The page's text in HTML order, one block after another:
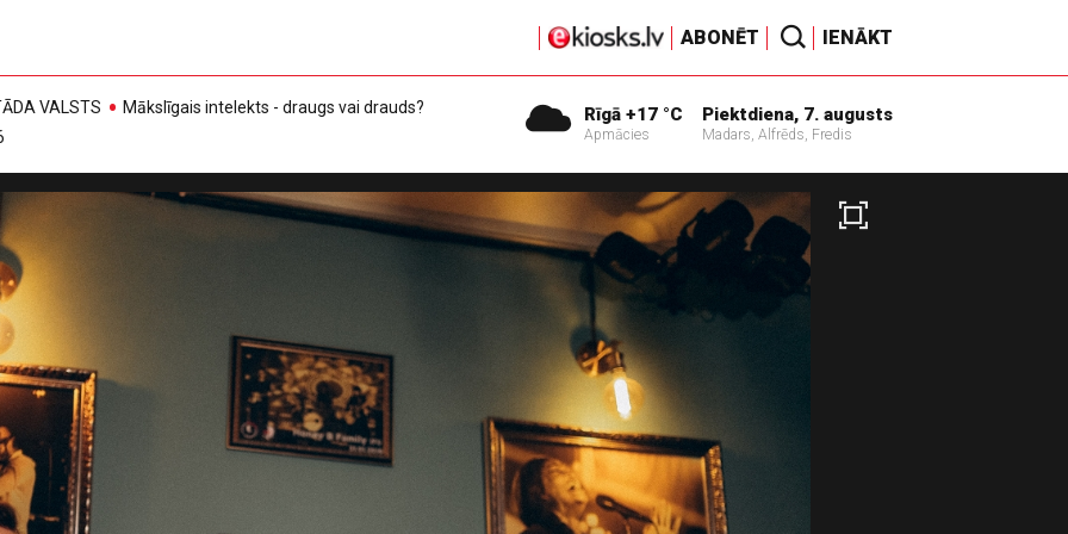
ABONĒT IENĀKT
VALSTS
Mākslīgais intelekts - draugs vai drauds?
Rīgā +17 °C
Apmācies
Piektdiena, 7. augusts
Madars, Alfrēds, Fredis